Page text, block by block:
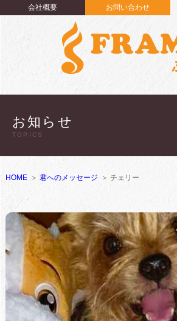
会社概要 お問い合わせ
お知らせ
TOPICS
HOME 君へのメッセージ チェリー